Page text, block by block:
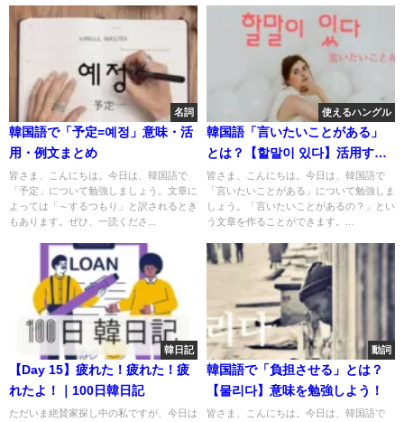
名詞
韓国語で「予定=예정」意味・活
用・例文まとめ
皆さま、こんにちは。今日は、韓国語で
「予定」について勉強しましょう。文章に
よっては「～するつもり」と訳されるとき
もあります。ぜひ、一読くださ...
使えるハングル
韓国語「言いたいことがある」
とは？【할말이 있다】活用す
る！
皆さま、こんにちは。今日は、韓国語で
「言いたいことがある」について勉強しま
しょう。「言いたいことがあるの？」とい
う文章を作ることができます。...
韓日記
【Day 15】疲れた！疲れた！疲
れたよ！｜100日韓日記
ただいま絶賛家探し中の私ですが、今日は
動詞
韓国語で「負担させる」とは？
【물리다】意味を勉強しよう！
皆さま、こんにちは。今日は、韓国語で